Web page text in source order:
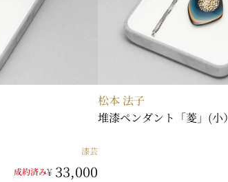
漆芸
成約済み¥ 33,000
松本 法子
堆漆ペンダント「菱」(小）